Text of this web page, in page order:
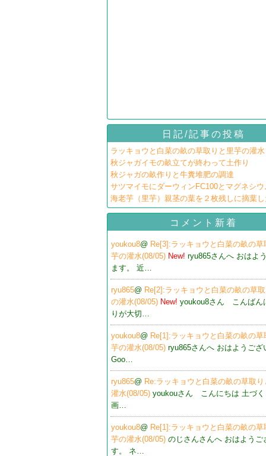
日記/記事の投稿
ラッキョウと白菜の畝の草取りと里芋の灌水
秋ジャガイモの畝立てが終わって土作り
秋ジャガの畝作りと牛糞堆肥の調達
サツマイモにダーウィンFC100とマグネシ
海老芋（里芋）親茎の葉を２枚残しに摘葉
コメント新着
youkou8@ Re[3]:ラッキョウと白菜の畝の草
芋の灌水(08/05) New! ryu865さんへ おはよ
ます。 近…
ryu865@ Re[2]:ラッキョウと白菜の畝の草
の灌水(08/05) New! youkou8さん こんばん
りが大切…
youkou8@ Re[1]:ラッキョウと白菜の畝の草
芋の灌水(08/05) ryu865さんへ おはようござ
Goo…
ryu865@ Re:ラッキョウと白菜の畝の草取
灌水(08/05) youkouさん こんにちは 土づく
画…
youkou8@ Re[1]:ラッキョウと白菜の畝の草
芋の灌水(08/05) のじさんさんへ おはようご
す。 ネ…